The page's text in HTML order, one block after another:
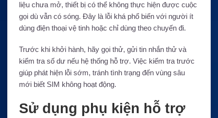
liệu chưa mở, thiết bị có thể không thực hiện được cuộc
gọi dù vẫn có sóng. Đây là lỗi khá phổ biến với người ít
dùng điện thoại vệ tinh hoặc chỉ dùng theo chuyến đi.
Trước khi khởi hành, hãy gọi thử, gửi tin nhắn thử và
kiểm tra số dư nếu hệ thống hỗ trợ. Việc kiểm tra trước
giúp phát hiện lỗi sớm, tránh tình trạng đến vùng sâu
mới biết SIM không hoạt động.
Sử dụng phụ kiện hỗ trợ